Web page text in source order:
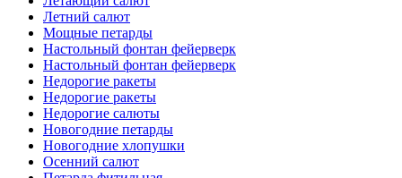
Летний салют
Мощные петарды
Настольный фонтан фейерверк
Настольный фонтан фейерверк
Недорогие ракеты
Недорогие ракеты
Недорогие салюты
Новогодние петарды
Новогодние хлопушки
Осенний салют